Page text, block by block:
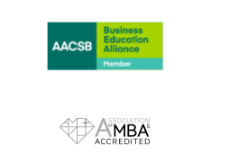
IMAGE